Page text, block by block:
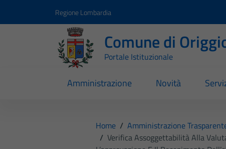
Regione Lombardia
Comune di
Portale Istituzionale
Amministrazione Novità
Home / Amministrazione
/ Verifica Assoggettabilità Alla